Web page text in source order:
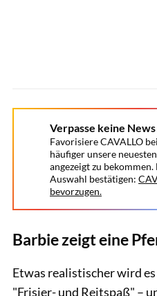
Verpasse keine
Favorisiere CAVALLO
häufiger unsere
angezeigt zu
Auswahl bestätigen:
bevorzugen.
Barbie zeigt eine
Etwas realistischer wird
"Frisier- und Reitspaß" –